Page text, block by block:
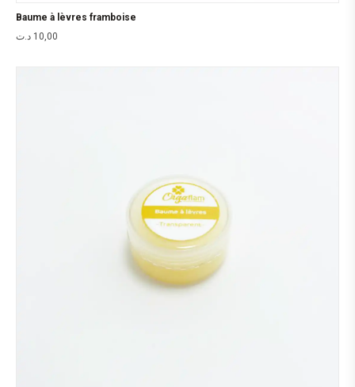
Baume à lèvres framboise
10,00 د.ت